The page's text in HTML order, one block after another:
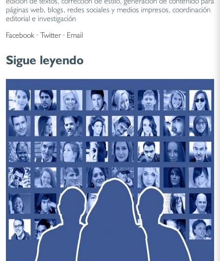
páginas web, blogs, redes sociales y medios impresos, coordinación
editorial e investigación
Facebook · Twitter· Email
Sigue leyendo